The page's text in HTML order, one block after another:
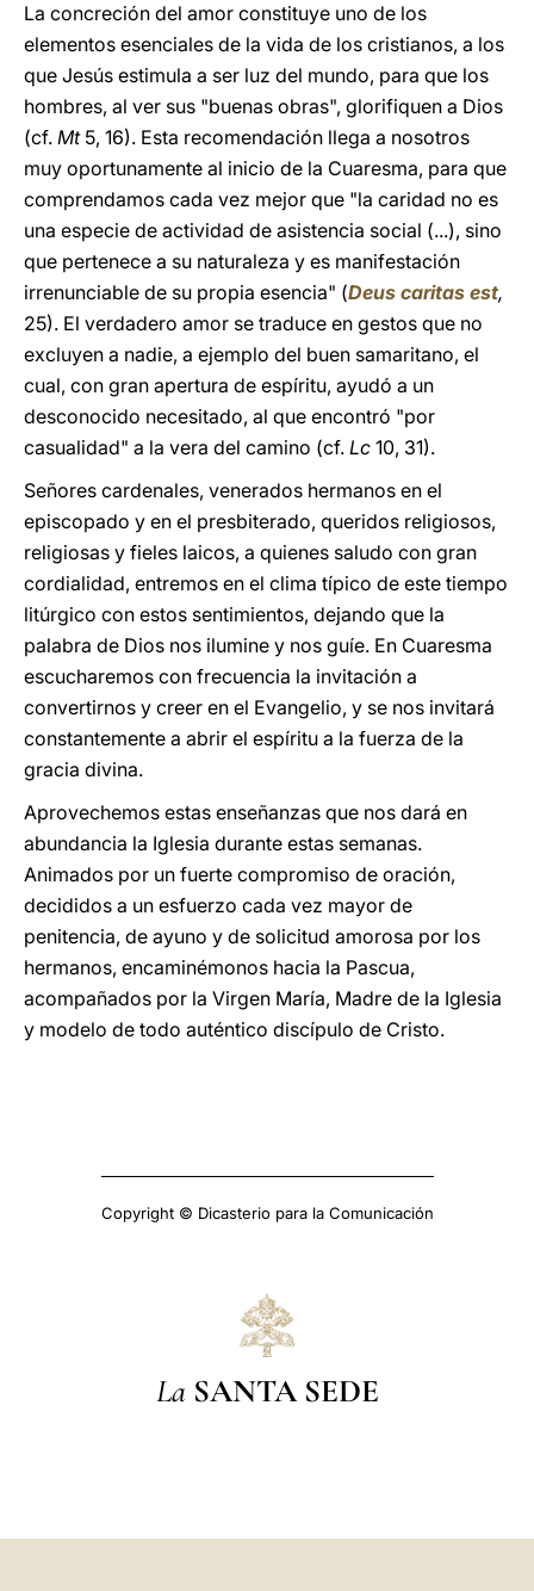
La concreción del amor constituye uno de los
elementos esenciales de la vida de los cristianos, a los
que Jesús estimula a ser luz del mundo, para que los
hombres, al ver sus "buenas obras", glorifiquen a Dios
(cf. Mt5, 16). Esta recomendación llega a nosotros
muy oportunamente al inicio de la Cuaresma, para que
comprendamos cada vez mejor que "la caridad no es
una especie de actividad de asistencia social (...), sino
que pertenece a su naturaleza y es manifestación
irrenunciable de su propia esencia" (Deus caritas est,
25). El verdadero amor se traduce en gestos que no
excluyen a nadie, a ejemplo del buen samaritano, el
cual, con gran apertura de espíritu, ayudó a un
desconocido necesitado, al que encontró "por
casualidad" a la vera del camino (cf. Lc 10, 31).
Señores cardenales, venerados hermanos en el
episcopado y en el presbiterado, queridos religiosos,
religiosas y fieles laicos, a quienes saludo con gran
cordialidad, entremos en el clima típico de este tiempo
litúrgico con estos sentimientos, dejando que la
palabra de Dios nos ilumine y nos guíe. En Cuaresma
escucharemos con frecuencia la invitación a
convertirnos y creer en el Evangelio, y se nos invitará
constantemente a abrir el espíritu a la fuerza de la
gracia divina.
Aprovechemos estas enseñanzas que nos dará en
abundancia la Iglesia durante estas semanas.
Animados por un fuerte compromiso de oración,
decididos a un esfuerzo cada vez mayor de
penitencia, de ayuno y de solicitud amorosa por los
hermanos, encaminémonos hacia la Pascua,
acompañados por la Virgen María, Madre de la Iglesia
y modelo de todo auténtico discípulo de Cristo.
Copyright © Dicasterio para la Comunicación
La SANTA SEDE